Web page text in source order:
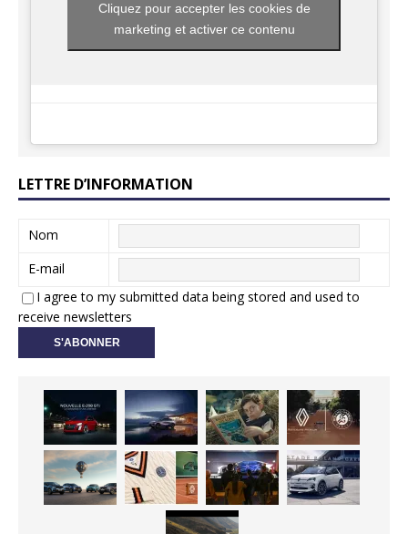
Cliquez pour accepter les cookies de
marketing et activer ce contenu
LETTRE D’INFORMATION
Nom
E-mail
I agree to my submitted data being stored and used to
receive newsletters